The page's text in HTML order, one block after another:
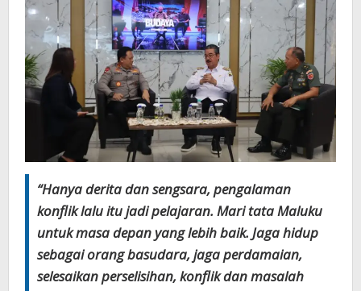
“Hanya derita dan sengsara, pengalaman
konflik lalu itu jadi pelajaran. Mari tata Maluku
untuk masa depan yang lebih baik. Jaga hidup
sebagai orang basudara, jaga perdamaian,
selesaikan perselisihan, konflik dan masalah